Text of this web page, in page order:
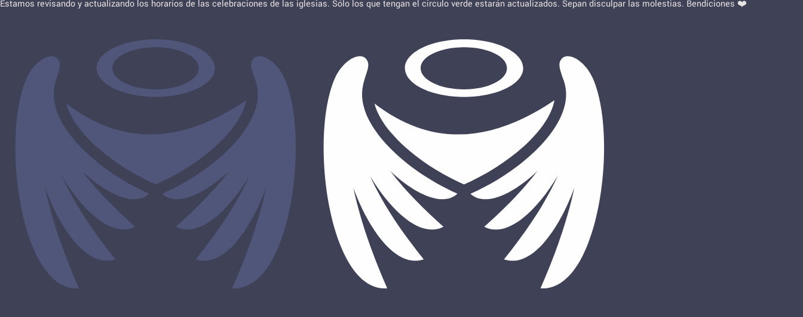
Estamos revisando y actualizando los horarios de las celebraciones de las iglesias. Sólo los que tengan el círculo verde estarán actualizados. Sepan disculpar las molestias. Bendiciones ❤️